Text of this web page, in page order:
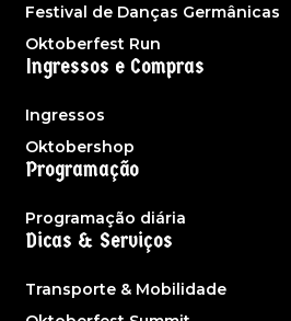
Festival de Danças Germânicas
Oktoberfest Run
Ingressos e Compras
Ingressos
Oktobershop
Programação
Programação diária
Dicas & Serviços
Transporte & Mobilidade